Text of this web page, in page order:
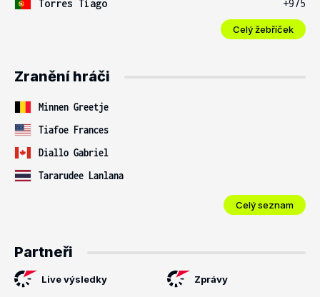
Torres Tiago
+975
Celý žebříček
Zranění hráči
Minnen Greetje
Tiafoe Frances
Diallo Gabriel
Tararudee Lanlana
Celý seznam
Partneři
Live výsledky Zprávy